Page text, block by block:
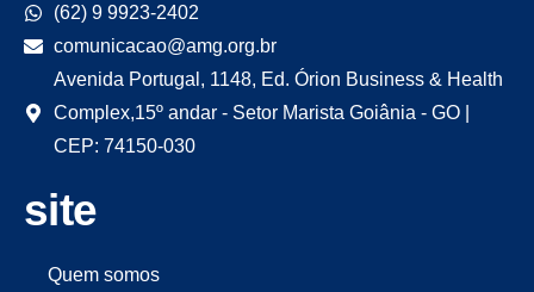
(62) 9 9923-2402
comunicacao@amg.org.br
Avenida Portugal, 1148, Ed. Órion Business & Health
Complex,15º andar - Setor Marista Goiânia - GO |
CEP: 74150-030
site
Quem somos